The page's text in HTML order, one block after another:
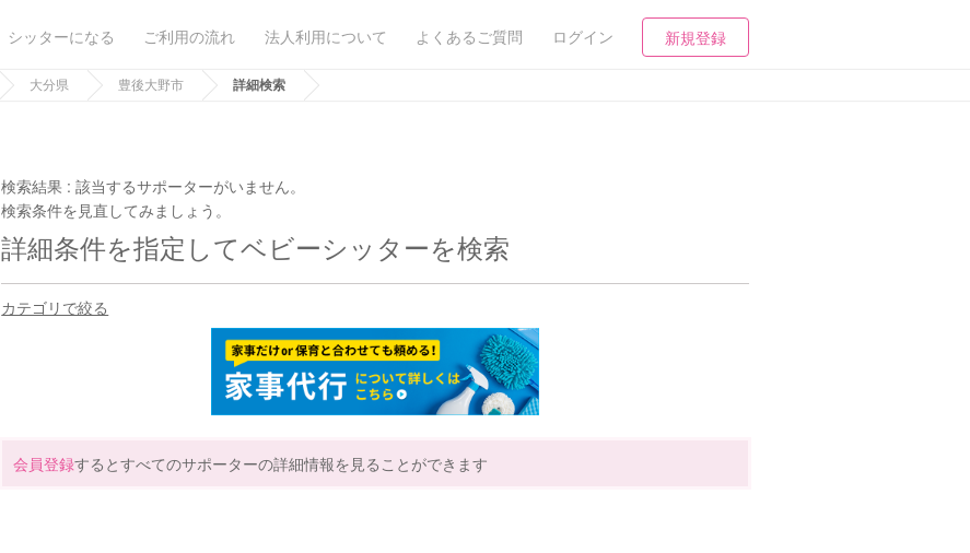
シッターになる ご利用の流れ 法人利用について よくあるご質問 ログイン 新規登録
大分県 豊後大野市 詳細検索
検索結果 :該当するサポーターがいません。
検索条件を見直してみましょう。
詳細条件を指定してベビーシッターを検索
カテゴリで絞る
会員登録するとすべてのサポーターの詳細情報を見ることができます